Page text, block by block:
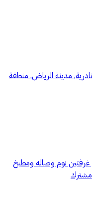
مدينة الرياض, منطقة
غرفتين نوم وصاله ومطبخ